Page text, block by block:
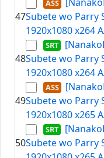
47Subete wo Parry
1920x1080 x264
48Subete wo Parry
1920x1080 x264
49Subete wo Parry
1920x1080 x265
50Subete wo Parry